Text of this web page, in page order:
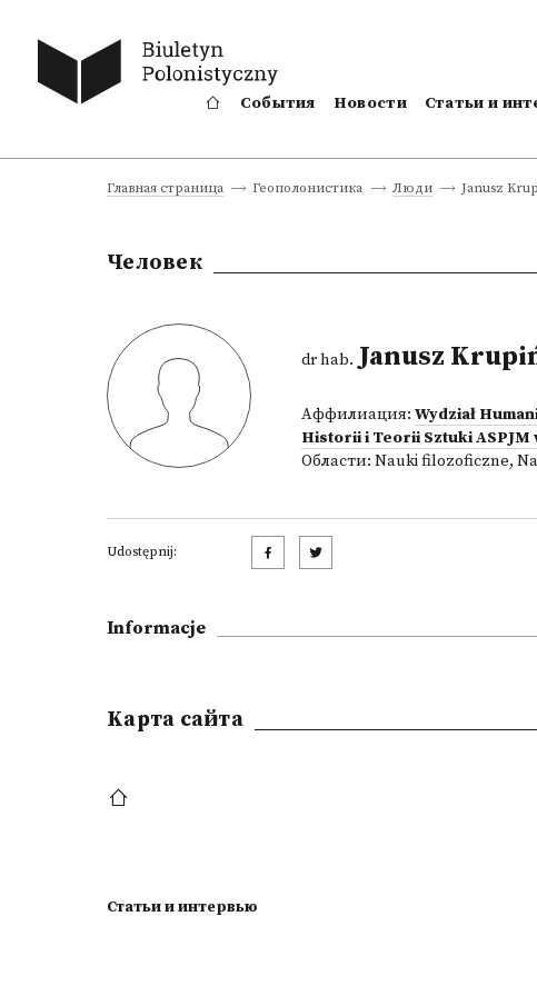
События Новости Статьи и
Главная страница Геополонистика Люди Janusz
Человек
dr hab. Janusz
Аффилиация: Wydział
Historii i Teorii Sztuki ASPJM
Области: Nauki filozoficzne,
Udostępnij:
Informacje
Kарта сайта
Статьи и интервью